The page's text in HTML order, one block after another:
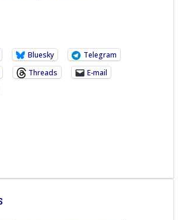
Bluesky
Telegram
Threads
E-mail